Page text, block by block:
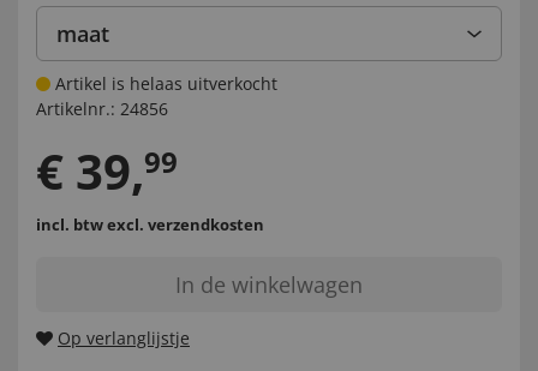
maat
Artikel is helaas uitverkocht
Artikelnr.: 24856
€ 39,99
incl. btwexcl. verzendkosten
In de winkelwagen
Op verlanglijstje